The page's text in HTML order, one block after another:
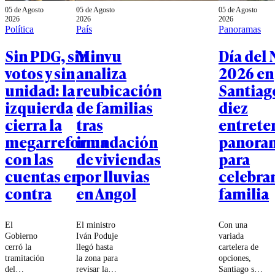
05 de Agosto
2026
Política
Sin PDG, sin
votos y sin
unidad: la
izquierda
cierra la
megarreforma
con las
cuentas en
contra
El
Gobierno
cerró la
tramitación
del
05 de Agosto
2026
País
Minvu
analiza
reubicación
de familias
tras
inundación
de viviendas
por lluvias
en Angol
El ministro
Iván Poduje
llegó hasta
la zona para
revisar las
05 de Agosto
2026
Panoramas
Día del
2026 en
diez
para
familia
Con una
variada
cartelera de
opciones,
Santiago se